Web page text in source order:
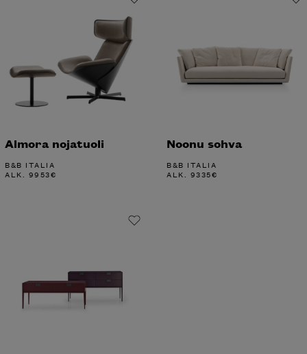
Almora nojatuoli
B&B ITALIA
ALK. 9953€
Noonu sohva
B&B ITALIA
ALK. 9335€